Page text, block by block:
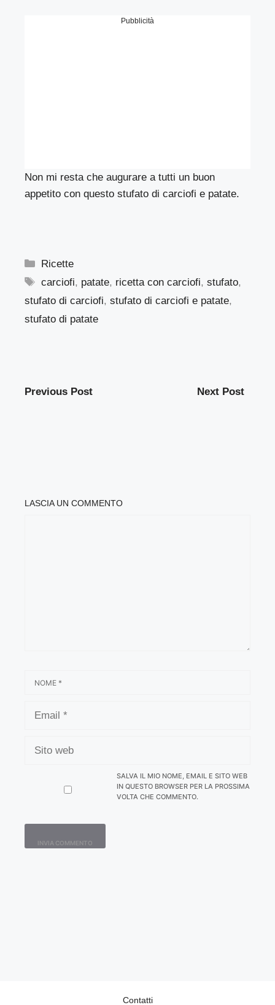
Pubblicità
Non mi resta che augurare a tutti un buon
appetito con questo stufato di carciofi e patate.
Categorie
Ricette
Tag
carciofi, patate, ricetta con carciofi,stufato,
stufato di carciofi, stufato di carciofi e patate,
stufato di patate
Previous Post Next Post
LASCIA UN COMMENTO
WEB
SALVA IL MIO NOME, EMAIL E SITO WEB
IN QUESTO BROWSER PER LA PROSSIMA
VOLTA CHE COMMENTO.
Contatti